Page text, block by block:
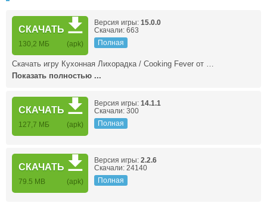
СКАЧАТЬ
130,2 МБ (apk)
Версия игры: 15.0.0
Скачали: 663
Полная
Скачать игру Кухонная Лихорадка / Cooking Fever от …
Показать полностью ...
СКАЧАТЬ
127,7 МБ (apk)
Версия игры: 14.1.1
Скачали: 300
Полная
СКАЧАТЬ
79.5 MB (apk)
Версия игры: 2.2.6
Скачали: 24140
Полная